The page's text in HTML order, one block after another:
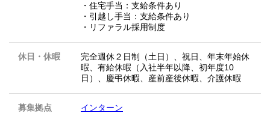
・住宅手当：支給条件あり
・引越し手当：支給条件あり
・リファラル採用制度
休日・休暇
完全週休２日制（土日）、祝日、年末年始休
暇、有給休暇（入社半年以降、初年度10
日）、慶弔休暇、産前産後休暇、介護休暇
募集拠点
インターン